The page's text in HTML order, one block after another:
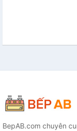
BepAB.com chuyên